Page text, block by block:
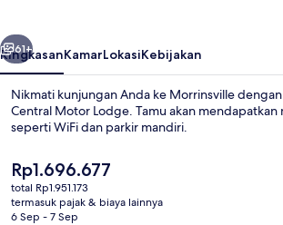
Berikutnya
61+
RingkasanKamarLokasiKebijakan
Nikmati kunjungan Anda ke Morrinsville
Central Motor Lodge. Tamu akan mendapatkan
seperti WiFi dan parkir mandiri.
Harga
saat
ini
Rp1.696.677
Rp1.696.677
total Rp1.951.173
termasuk pajak & biaya lainnya
6 Sep - 7 Sep